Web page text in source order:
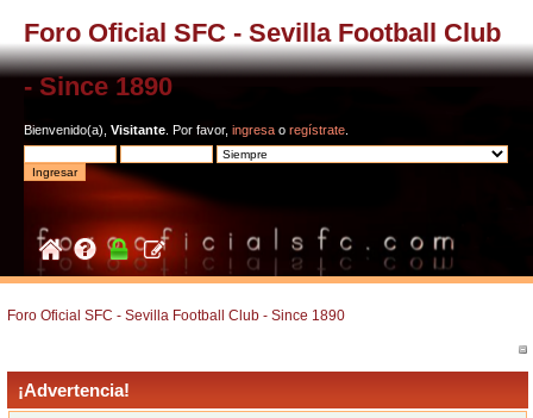
Foro Oficial SFC - Sevilla Football Club
- Since 1890
Bienvenido(a), Visitante . Por favor, ingresa o regístrate
Foro Oficial SFC - Sevilla Football Club - Since 1890
¡Advertencia!